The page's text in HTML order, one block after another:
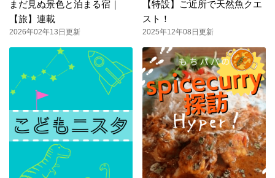
まだ見ぬ景色と泊まる宿｜
【旅】連載
2026年02年13日更新
【特設】ご近所で天然魚クエ
スト！
2025年12年08日更新